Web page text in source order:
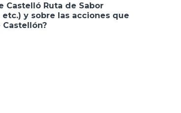
Castelló Ruta de Sabor
y sobre las acciones que